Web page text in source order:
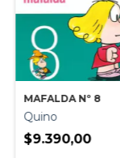
MAFALDA Nº 8
Quino
$9.390,00